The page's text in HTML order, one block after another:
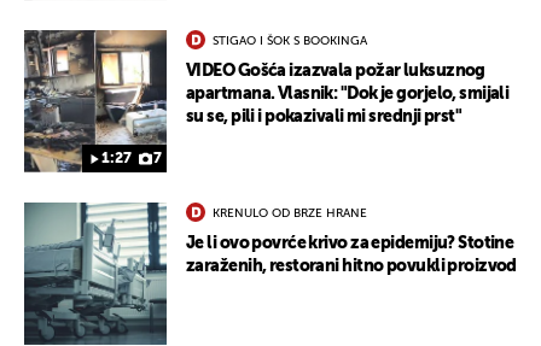
1:27 7
STIGAO I ŠOK S BOOKINGA
VIDEO Gošća izazvala požar luksuznog
apartmana. Vlasnik: "Dok je gorjelo, smijali
su se, pili i pokazivali mi srednji prst"
KRENULO OD BRZE HRANE
Je li ovo povrće krivo za epidemiju? Stotine
zaraženih, restorani hitno povukli proizvod